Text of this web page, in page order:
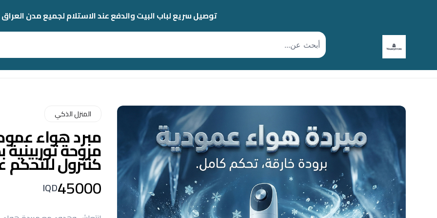
توصيل سريع لباب البيت والدفع عند الاستلام لجميع مدن العراق
المنزل الذكي
مروحة
كنترول للتحكم
45000
IQD